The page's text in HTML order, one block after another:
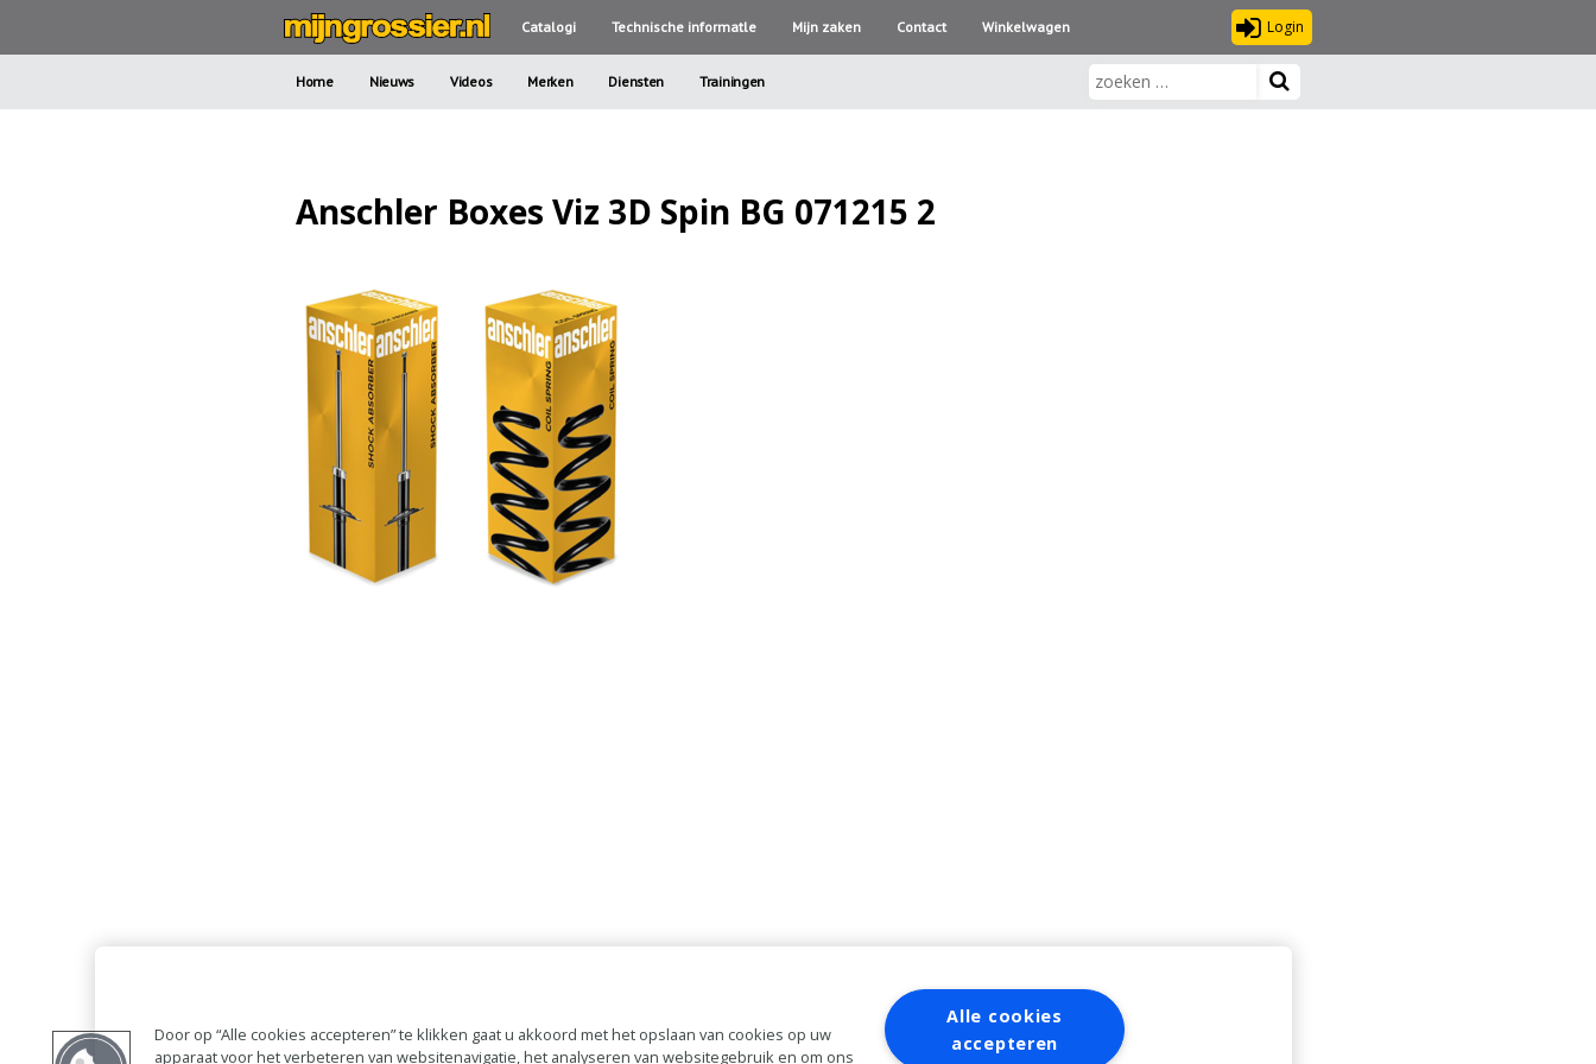
Catalogi Technische informatle Mijn zaken Contact Winkelwagen Login
Home Nieuws Videos Merken Diensten Trainingen
Anschler Boxes Viz 3D Spin BG 071215 2
Door op “Alle cookies accepteren” te klikken gaat u akkoord met het opslaan van cookies op uw
apparaat voor het verbeteren van websitenavigatie, het analyseren van websitegebruik en om ons
Alle cookies
accepteren